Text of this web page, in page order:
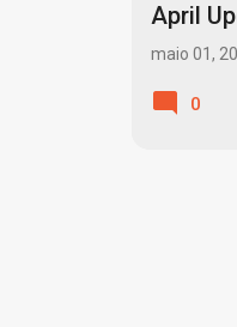
April
maio 01,
0